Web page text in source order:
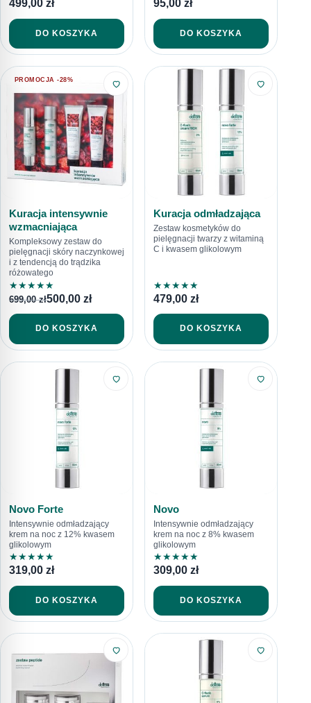
499,00 zł
DO KOSZYKA
95,00 zł
DO KOSZYKA
PROMOCJA -28%
Kuracja intensywnie
wzmacniająca
Kompleksowy zestaw do
pielęgnacji skóry naczynkowej
i z tendencją do trądzika
różowatego
★★★★★
699,00zł500,00 zł
DO KOSZYKA
Kuracja odmładzająca
Zestaw kosmetyków do
pielęgnacji twarzy z witaminą
C i kwasem glikolowym
★★★★★
479,00 zł
DO KOSZYKA
Novo Forte
Intensywnie odmładzający
krem na noc z 12% kwasem
glikolowym
★★★★★
319,00 zł
DO KOSZYKA
Novo
Intensywnie odmładzający
krem na noc z 8% kwasem
glikolowym
★★★★★
309,00 zł
DO KOSZYKA